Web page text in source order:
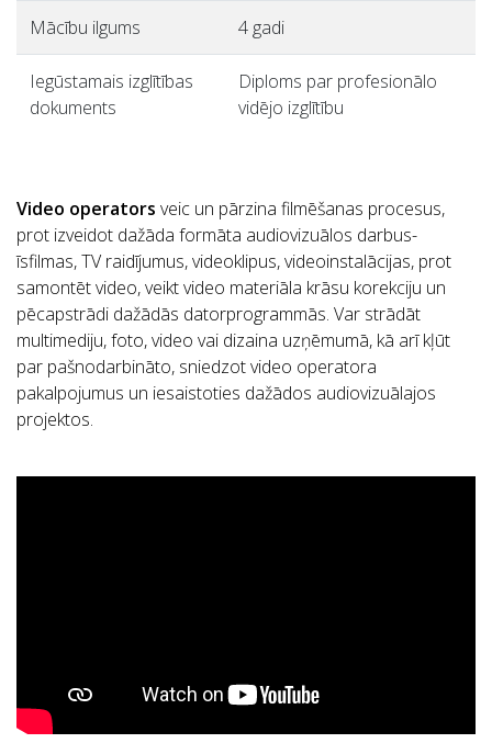
Mācību ilgums 4 gadi
Iegūstamais izglītības
dokuments
Diploms par profesionālo
vidējo izglītību
Video operators veic un pārzina filmēšanas procesus,
prot izveidot dažāda formāta audiovizuālos darbus-
īsfilmas, TV raidījumus, videoklipus, videoinstalācijas, prot
samontēt video, veikt video materiāla krāsu korekciju un
pēcapstrādi dažādās datorprogrammās. Var strādāt
multimediju, foto, video vai dizaina uzņēmumā, kā arī kļūt
par pašnodarbināto, sniedzot video operatora
pakalpojumus un iesaistoties dažādos audiovizuālajos
projektos.